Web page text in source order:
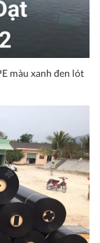
màu xanh đen lót